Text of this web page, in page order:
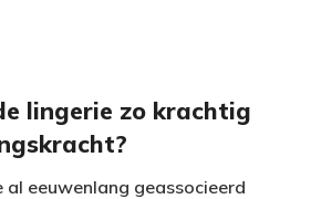
lingerie zo krachtig
al eeuwenlang geassocieerd